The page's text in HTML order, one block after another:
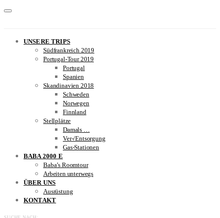
UNSERE TRIPS
Südfrankreich 2019
Portugal-Tour 2019
Portugal
Spanien
Skandinavien 2018
Schweden
Norwegen
Finnland
Stellplätze
Damals …
Ver-/Entsorgung
Gas-Stationen
BABA 2000 E
Baba’s Roomtour
Arbeiten unterwegs
ÜBER UNS
Ausrüstung
KONTAKT